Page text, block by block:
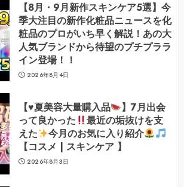
【8月・9月新作スキンケア5選】今
季大注目の新作化粧品ニュースを化
粧品のプロがいち早く解説！あの大
人気ブランドから待望のプチプララ
イン登場！！
2026年8月4日
【♥️夏美容大量購入品
】7月出会
って良かった
最近の垢抜けを支
えた
今月のお気に入り紹介
【コスメ | スキンケア 】
2026年8月3日